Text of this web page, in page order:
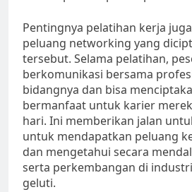
Pentingnya pelatihan kerja
peluang networking yang
tersebut. Selama pelatihan,
berkomunikasi bersama
bidangnya dan bisa
bermanfaat untuk karier
hari. Ini memberikan jalan
untuk mendapatkan peluang
dan mengetahui secara
serta perkembangan di
geluti.